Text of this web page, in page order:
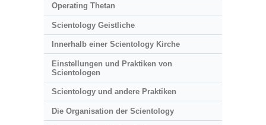
Operating Thetan
Scientology Geistliche
Innerhalb einer Scientology Kirche
Einstellungen und Praktiken von
Scientologen
Scientology und andere Praktiken
Die Organisation der Scientology